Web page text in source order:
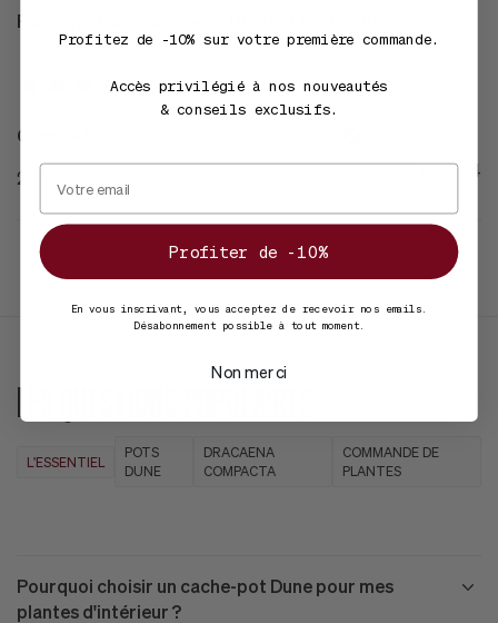
Pas trop d arrosage pour l instant tout va bien
Chantal L.
26/09/25
Nancy, 54
LES QUESTIONS POPULAIRES
L'ESSENTIEL
POTS
DUNE
DRACAENA
COMPACTA
COMMANDE DE
PLANTES
Pourquoi choisir un cache-pot Dune pour mes
plantes d'intérieur ?
Profitez de -10% sur votre première commande.
Accès privilégié à nos nouveautés
& conseils exclusifs.
Profiter de -10%
En vous inscrivant, vous acceptez de recevoir nos emails.
Désabonnement possible à tout moment.
Non merci